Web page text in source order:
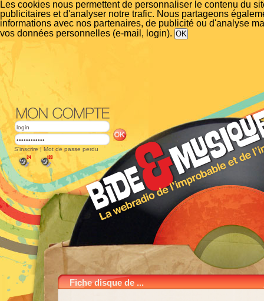
Les cookies nous permettent de personnaliser le contenu du
publicitaires et d'analyser notre trafic. Nous partageons
informations avec nos partenaires, de publicité ou d'analyse
vos données personnelles (e-mail, login).
S'inscrire | Mot de passe perdu
Fiche disque de ...